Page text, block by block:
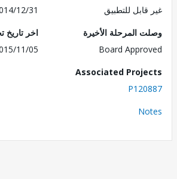
للتطبيق
2014/12/31
المرحلة الأخيرة
Board
اخر تاريخ تحديث
2015/11/05
Associated